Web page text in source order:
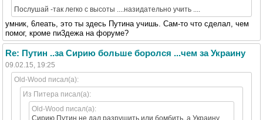
Послушай -так легко с высоты ....назидательно учить ....
умник, 6леать, это ты здесь Путина учишь. Сам-то что сделал, чем
помог, кроме пи3дежа на форуме?
Re: Путин ..за Сирию больше боролся ...чем за Украину
09.02.15, 19:25
Old-Wood писал(а):
Из Питера писал(а):
Old-Wood писал(а):
Сирию Путин не дал разрушить или бомбить, а Украину